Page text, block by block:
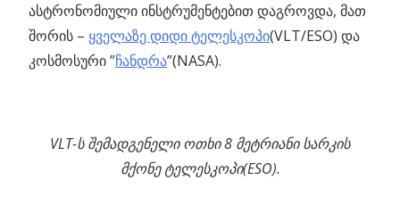
ასტრონომიული ინსტრუმენტებით დაგროვდა, მათ
შორის – ყველაზე დიდი ტელესკოპი(VLT/ESO) და
კოსმოსური ”ჩანდრა”(NASA).
VLT-ს შემადგენელი ოთხი 8 მეტრიანი სარკის
მქონე ტელესკოპი(ESO).